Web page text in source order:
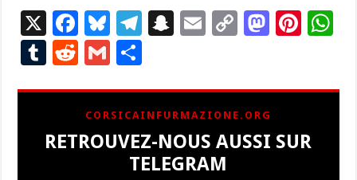
X
F
ac
e
b
o
o
Bl
u
es
ky
T
gr
a
m
S
p
c
h
E
l
C
y
Li
n
M
d
n
Pi
es
T
bl
r
R
d
di
t
G
ai
l
ta
g
er
CORSICAINFURMAZIONE.ORG
RETROUVEZ-NOUS AUSSI SUR
TELEGRAM